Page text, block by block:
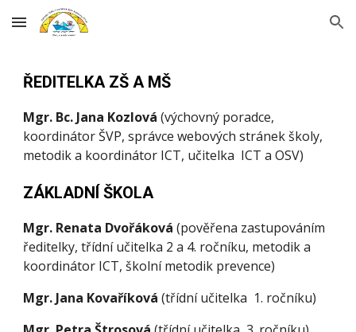
Skip to main content Skip to navigation
ŘEDITELKA ZŠ A MŠ
Mgr. Bc. Jana Kozlová(výchovný poradce,
koordinátor ŠVP, správce webových stránek školy,
metodik a koordinátor ICT, učitelka ICT a OSV)
​ZÁKLADNÍ ŠKOLA
Mgr. Renata Dvořáková (pověřena zastupováním
ředitelky, třídní učitelka 2 a 4. ročníku, metodik a
koordinátor ICT, školní metodik prevence)
Mgr. Jana Kovaříková (třídní učitelka 1. ročníku)